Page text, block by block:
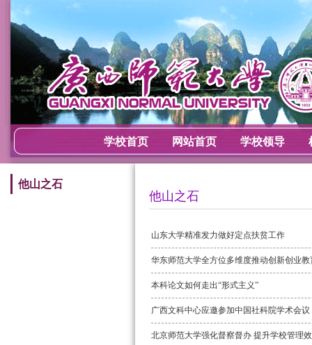
学校首页 网站首页 学校领导
他山之石
他山之石
山东大学精准发力做好定点扶贫工作
华东师范大学全方位多维度推动创新创业教
本科论文如何走出“形式主义”
广西文科中心应邀参加中国社科院学术会
北京师范大学强化督察督办 提升学校管理